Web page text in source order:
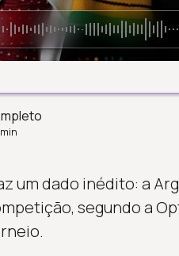
um dado inédito: a
segundo a